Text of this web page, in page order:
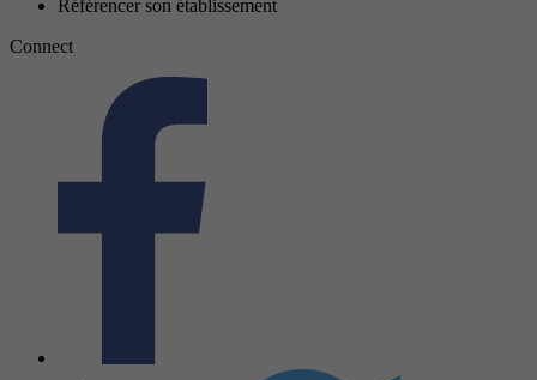
Référencer son établissement
Connect